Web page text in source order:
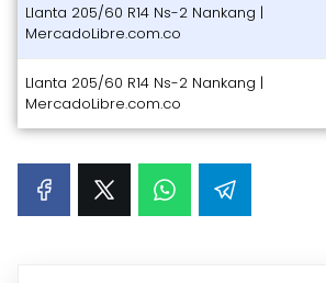
Llanta 205/60 R14 Ns-2 Nankang |
MercadoLibre.com.co
Llanta 205/60 R14 Ns-2 Nankang |
MercadoLibre.com.co